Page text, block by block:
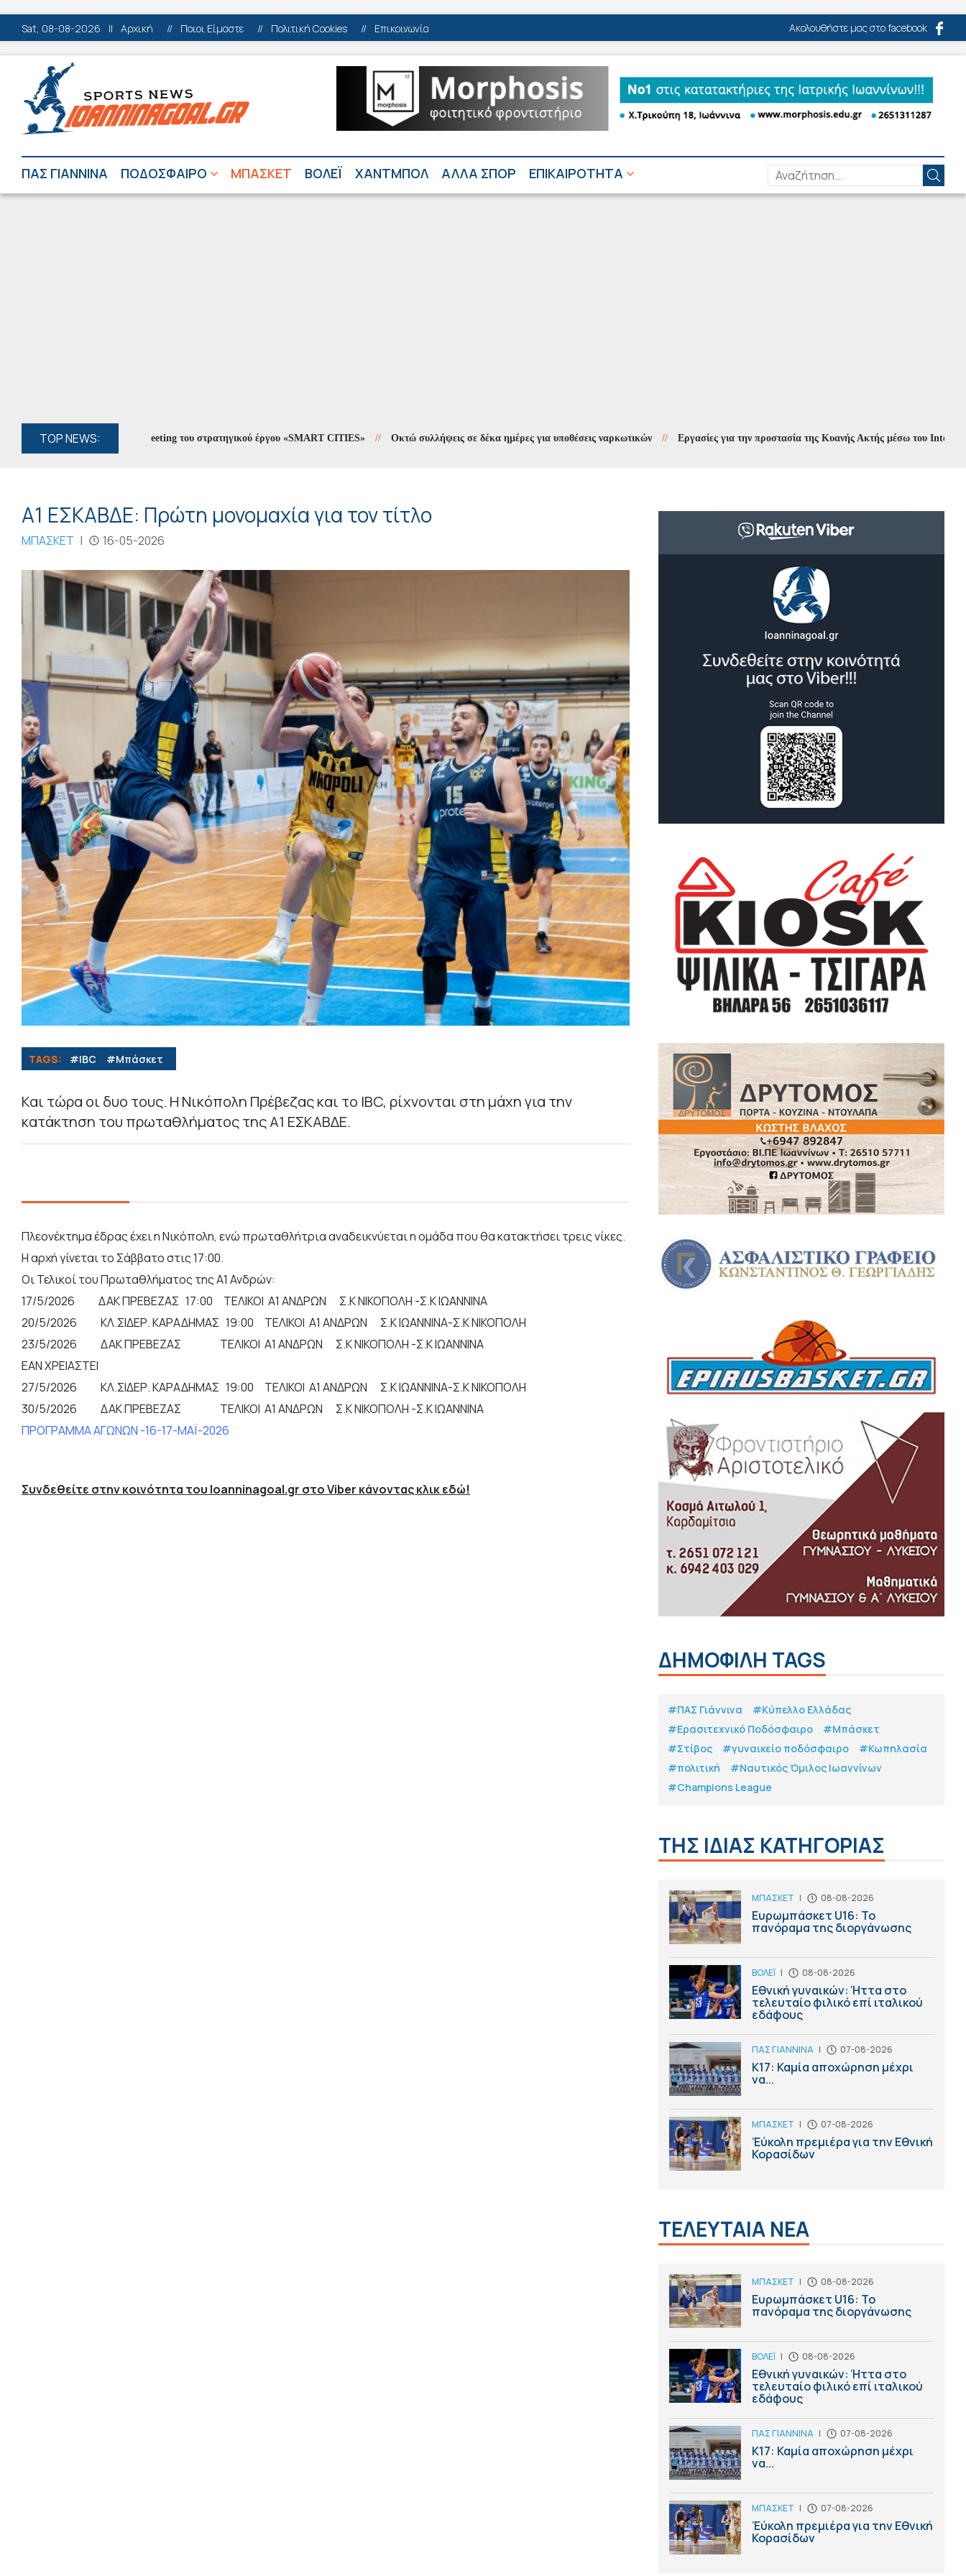
Sat, 08-08-2026 || Αρχική // Ποιοι Είμαστε // Πολιτική Cookies // Επικοινωνία Ακολουθήστε μας στο facebook
ΠΑΣ ΓΙΑΝΝΙΝΑ ΠΟΔΟΣΦΑΙΡΟ ΜΠΑΣΚΕΤ ΒΟΛΕΪ ΧΑΝΤΜΠΟΛ ΑΛΛΑ ΣΠΟΡ ΕΠΙΚΑΙΡΟΤΗΤΑ
TOP NEWS:
Αρταίων στο Kick-off Meeting του στρατηγικού έργου «SMART CITIES» // Οκτώ συλλήψεις σε δέκα ημέρες για υποθέσεις ναρκωτικών // Εργασίες για την προστασία της Κυανής Ακτής μέσω του Interreg 2021-
Α1 ΕΣΚΑΒΔΕ: Πρώτη μονομαχία για τον τίτλο
ΜΠΑΣΚΕΤ | 16-05-2026
TAGS: #IBC #Μπάσκετ
Και τώρα οι δυο τους. Η Νικόπολη Πρέβεζας και το IBC, ρίχνονται στη μάχη για την
κατάκτηση του πρωταθλήματος της Α1 ΕΣΚΑΒΔΕ.
Πλεονέκτημα έδρας έχει η Νικόπολη, ενώ πρωταθλήτρια αναδεικνύεται η ομάδα που θα κατακτήσει τρεις νίκες.
Η αρχή γίνεται το Σάββατο στις 17:00.
Oι Τελικοί του Πρωταθλήματος της Α1 Ανδρών:
17/5/2026 ΔΑΚ ΠΡΕΒΕΖΑΣ 17:00 ΤΕΛΙΚΟΙ Α1 ΑΝΔΡΩΝ Σ.Κ ΝΙΚΟΠΟΛΗ -Σ.Κ ΙΩΑΝΝΙΝΑ
20/5/2026 ΚΛ.ΣΙΔΕΡ. ΚΑΡΑΔΗΜΑΣ 19:00 ΤΕΛΙΚΟΙ Α1 ΑΝΔΡΩΝ Σ.Κ ΙΩΑΝΝΙΝΑ-Σ.Κ ΝΙΚΟΠΟΛΗ
23/5/2026 ΔΑΚ ΠΡΕΒΕΖΑΣ ΤΕΛΙΚΟΙ Α1 ΑΝΔΡΩΝ Σ.Κ ΝΙΚΟΠΟΛΗ -Σ.Κ ΙΩΑΝΝΙΝΑ
ΕΑΝ ΧΡΕΙΑΣΤΕΙ
27/5/2026 ΚΛ.ΣΙΔΕΡ. ΚΑΡΑΔΗΜΑΣ 19:00 ΤΕΛΙΚΟΙ Α1 ΑΝΔΡΩΝ Σ.Κ ΙΩΑΝΝΙΝΑ-Σ.Κ ΝΙΚΟΠΟΛΗ
30/5/2026 ΔΑΚ ΠΡΕΒΕΖΑΣ ΤΕΛΙΚΟΙ Α1 ΑΝΔΡΩΝ Σ.Κ ΝΙΚΟΠΟΛΗ -Σ.Κ ΙΩΑΝΝΙΝΑ
ΠΡΟΓΡΑΜΜΑ ΑΓΩΝΩΝ -16-17-ΜΑΪ-2026
Συνδεθείτε στην κοινότητα του Ioanninagoal.gr στο Viber κάνοντας κλικ εδώ!
ΔΗΜΟΦΙΛΗ TAGS
#ΠΑΣ Γιάννινα
#Κύπελλο Ελλάδας
#Eρασιτεχνικό Ποδόσφαιρο
#Μπάσκετ
#Στίβος
#γυναικείο ποδόσφαιρο
#Κωπηλασία
#πολιτική
#Ναυτικός Όμιλος Ιωαννίνων
#Champions League
ΤΗΣ ΙΔΙΑΣ ΚΑΤΗΓΟΡΙΑΣ
ΜΠΑΣΚΕΤ | 08-08-2026
Ευρωμπάσκετ U16: Το
πανόραμα της διοργάνωσης
ΒΟΛΕΪ | 08-08-2026
Εθνική γυναικών: Ήττα στο
τελευταίο φιλικό επί ιταλικού
εδάφους
ΠΑΣ ΓΙΑΝΝΙΝΑ | 07-08-2026
Κ17: Καμία αποχώρηση μέχρι
να...
ΜΠΑΣΚΕΤ | 07-08-2026
Έύκολη πρεμιέρα για την Εθνική
Κορασίδων
ΤΕΛΕΥΤΑΙΑ ΝΕΑ
ΜΠΑΣΚΕΤ | 08-08-2026
Ευρωμπάσκετ U16: Το
πανόραμα της διοργάνωσης
ΒΟΛΕΪ | 08-08-2026
Εθνική γυναικών: Ήττα στο
τελευταίο φιλικό επί ιταλικού
εδάφους
ΠΑΣ ΓΙΑΝΝΙΝΑ | 07-08-2026
Κ17: Καμία αποχώρηση μέχρι
να...
ΜΠΑΣΚΕΤ | 07-08-2026
Έύκολη πρεμιέρα για την Εθνική
Κορασίδων